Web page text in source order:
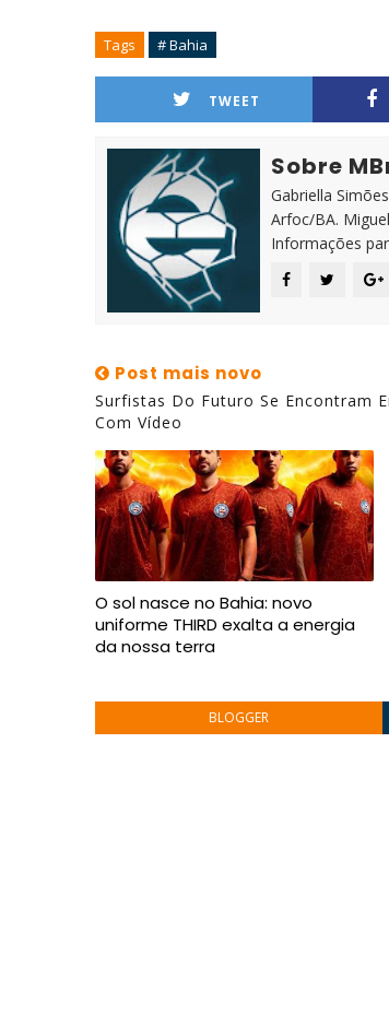
Tags # Bahia
TWEET
Sobre
Gabriella
Arfoc/BA.
Informações
Post mais novo
Surfistas Do Futuro Se Encontram
Com Vídeo
O sol nasce no Bahia: novo
uniforme THIRD exalta a energia
da nossa terra
BLOGGER